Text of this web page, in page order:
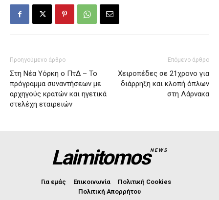
Προηγούμενο άρθρο
Στη Νέα Υόρκη ο ΠτΔ – Το
πρόγραμμα συναντήσεων με
αρχηγούς κρατών και ηγετικά
στελέχη εταιρειών
Επόμενο άρθρο
Χειροπέδες σε 21χρονο για
διάρρηξη και κλοπή όπλων
στη Λάρνακα
LaimitomosNEWS
Για εμάς Επικοινωνία
Πολιτική Cookies
Πολιτική Απορρήτου